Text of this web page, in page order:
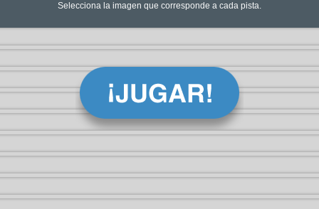
Selecciona la imagen que corresponde a cada pista.